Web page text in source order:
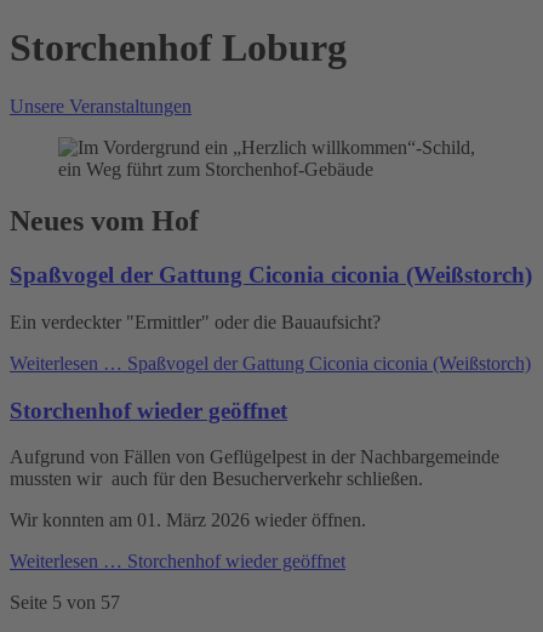
Storchenhof Loburg
Unsere Veranstaltungen
Neues vom Hof
Spaßvogel der Gattung Ciconia ciconia (Weißstorch)
Ein verdeckter "Ermittler" oder die Bauaufsicht?
Weiterlesen … Spaßvogel der Gattung Ciconia ciconia (Weißstorch)
Storchenhof wieder geöffnet
Aufgrund von Fällen von Geflügelpest in der Nachbargemeinde
mussten wir auch für den Besucherverkehr schließen.
Wir konnten am 01. März 2026 wieder öffnen.
Weiterlesen … Storchenhof wieder geöffnet
Seite 5 von 57